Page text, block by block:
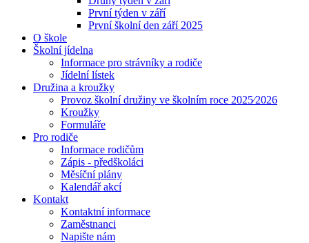
První týden v září
První školní den září 2025
O škole
Školní jídelna
Informace pro strávníky a rodiče
Jídelní lístek
Družina a kroužky
Provoz školní družiny ve školním roce 2025⁄2026
Kroužky
Formuláře
Pro rodiče
Informace rodičům
Zápis - předškoláci
Měsíční plány
Kalendář akcí
Kontakt
Kontaktní informace
Zaměstnanci
Napište nám